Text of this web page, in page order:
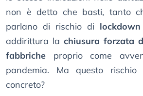
non è detto che basti, tanto
parlano di rischio di
addirittura la chiusura forzata
fabbriche proprio come
pandemia. Ma questo
concreto?